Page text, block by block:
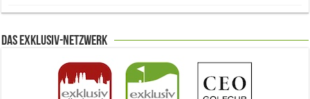
Das Exklusiv-Netzwerk